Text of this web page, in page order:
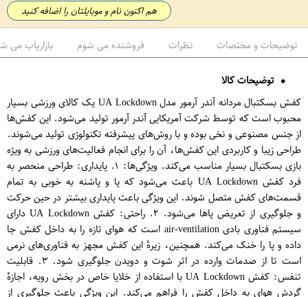
هم اکنون نام و موبایلتان را اضافه کنید
توضیحات و مختصات نظرات فروشنده می شوم بازاریاب می
توضیحات کالا
کفش بسکتبال مردانه آندر آرمور مدل UA Lockdown یک کالای ورزشی بسیار
محبوب است که توسط شرکت آمریکایی آندر آرمور تولید می‌شود. این کفش‌ها
از جنس مصنوعی و نخی بوده و با روش‌های پیشرفته تکنولوژی تولید می‌شوند.
طراحی زیبا و کاربردی این کفش‌ها، آن را برای انجام فعالیت‌های ورزشی به ویژه
بازی بسکتبال بسیار مناسب می‌کند. ویژگی‌ها: ۱. پایداری: طراحی منحصر به
فرد کفش UA Lockdown باعث می‌شود که پا و پاشنه به خوبی به تمام
قسمت‌های کفش متصل شوند. این ویژگی باعث پایداری بیشتر در حین حرکت
و جلوگیری از تعریض پاها می‌شود. ۲. راحتی: کفش UA Lockdown دارای
سیستم فناوری بادی air-ventilation است که هوای تازه را به داخل کفش جا
داده و پا را خنک می‌کند. همچنین، زیرهٔ این کفش مجهز به فناوری‌های نرمی
است تا از صدمات وارده در اثر شوت و دویدن جلوگیری شود. ۳. قابلیت
تنفس: کفش UA Lockdown با استفاده از خلایا خاص در بخش رویه، اجازهٔ
گردش هوای به داخل کفش را فراهم می‌کند. این ویژگی باعث جلوگیری از